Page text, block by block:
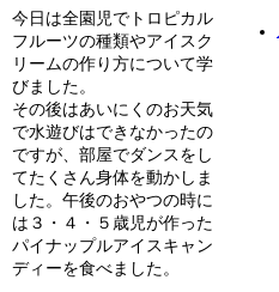
今日は全園児でトロピカル
フルーツの種類やアイスク
リームの作り方について学
びました。
その後はあいにくのお天気
で水遊びはできなかったの
ですが、部屋でダンスをし
てたくさん身体を動かしま
した。午後のおやつの時に
は３・４・５歳児が作った
パイナップルアイスキャン
ディーを食べました。